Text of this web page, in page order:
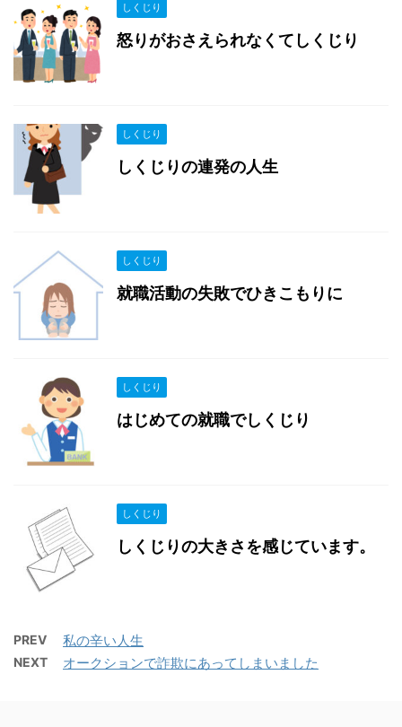
しくじり
怒りがおさえられなくてしくじり
しくじり
しくじりの連発の人生
しくじり
就職活動の失敗でひきこもりに
しくじり
はじめての就職でしくじり
しくじり
しくじりの大きさを感じています。
PREV 私の辛い人生
NEXT オークションで詐欺にあってしまいました